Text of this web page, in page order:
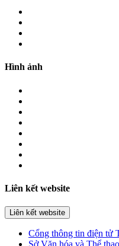
Hình ảnh
Liên kết website
Liên kết website
Cổng thông tin điện tử